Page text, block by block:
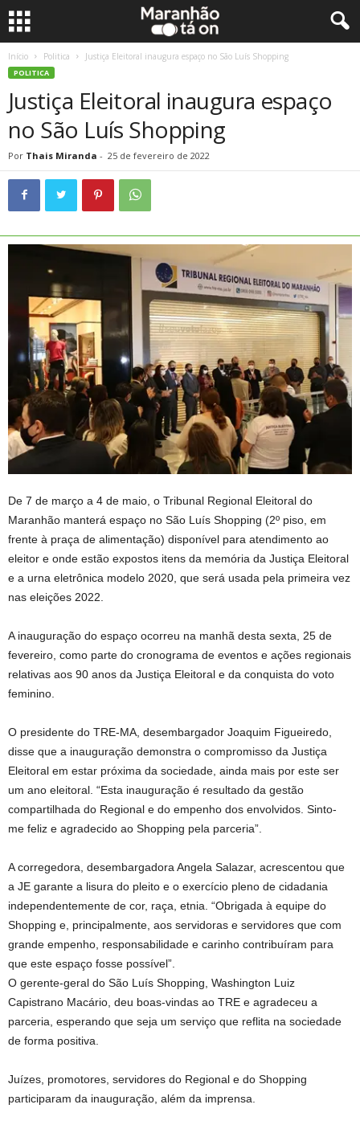
Início Politica Justiça Eleitoral inaugura espaço no São Luís Shopping
POLITICA
Justiça Eleitoral inaugura espaço
no São Luís Shopping
Por Thais Miranda - 25 de fevereiro de 2022
De 7 de março a 4 de maio, o Tribunal Regional Eleitoral do
Maranhão manterá espaço no São Luís Shopping (2º piso, em
frente à praça de alimentação) disponível para atendimento ao
eleitor e onde estão expostos itens da memória da Justiça Eleitoral
e a urna eletrônica modelo 2020, que será usada pela primeira vez
nas eleições 2022.
A inauguração do espaço ocorreu na manhã desta sexta, 25 de
fevereiro, como parte do cronograma de eventos e ações regionais
relativas aos 90 anos da Justiça Eleitoral e da conquista do voto
feminino.
O presidente do TRE-MA, desembargador Joaquim Figueiredo,
disse que a inauguração demonstra o compromisso da Justiça
Eleitoral em estar próxima da sociedade, ainda mais por este ser
um ano eleitoral. “Esta inauguração é resultado da gestão
compartilhada do Regional e do empenho dos envolvidos. Sinto-
me feliz e agradecido ao Shopping pela parceria”.
A corregedora, desembargadora Angela Salazar, acrescentou que
a JE garante a lisura do pleito e o exercício pleno de cidadania
independentemente de cor, raça, etnia. “Obrigada à equipe do
Shopping e, principalmente, aos servidoras e servidores que com
grande empenho, responsabilidade e carinho contribuíram para
que este espaço fosse possível”.
O gerente-geral do São Luís Shopping, Washington Luiz
Capistrano Macário, deu boas-vindas ao TRE e agradeceu a
parceria, esperando que seja um serviço que reflita na sociedade
de forma positiva.
Juízes, promotores, servidores do Regional e do Shopping
participaram da inauguração, além da imprensa.